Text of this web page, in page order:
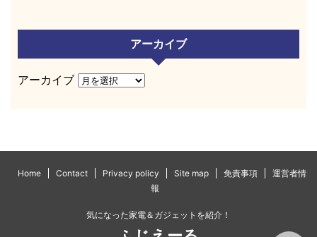
アーカイブ
アーカイブ
Home Contact Privacy policy Site map 免責事項
運営者情
報
気になった家電＆ガジェットを紹介！